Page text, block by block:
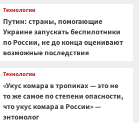
Технологии
Путин: страны, помогающие
Украине запускать беспилотники
по России, не до конца оценивают
возможные последствия
Технологии
«Укус комара в тропиках — это не
то же самое по степени опасности,
что укус комара в России» —
энтомолог